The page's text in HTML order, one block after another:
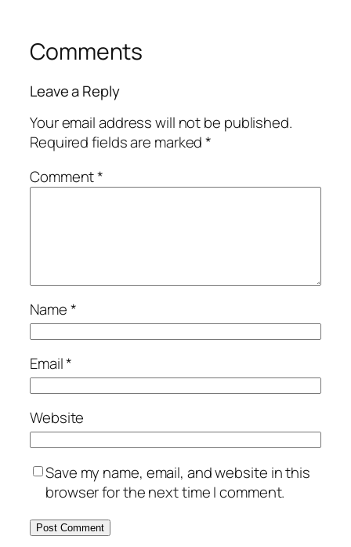
Comments
Leave a Reply
Your email address will not be published.
Required fields are marked*
Comment*
Name*
Email*
Website
Save my name, email, and website in this
browser for the next time I comment.